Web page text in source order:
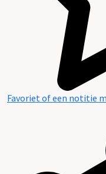
Favoriet of een notitie